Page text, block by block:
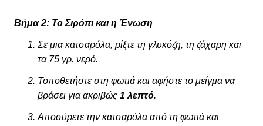
Βήμα 2: Το Σιρόπι και η Ένωση
Σε μια κατσαρόλα, ρίξτε τη γλυκόζη, τη ζάχαρη και
τα 75 γρ. νερό.
Τοποθετήστε στη φωτιά και αφήστε το μείγμα να
βράσει για ακριβώς 1 λεπτό.
Αποσύρετε την κατσαρόλα από τη φωτιά και